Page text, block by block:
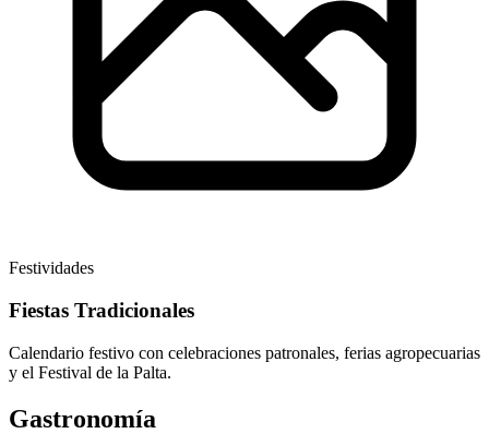
Festividades
Fiestas Tradicionales
Calendario festivo con celebraciones patronales, ferias agropecuarias
y el Festival de la Palta.
Gastronomía